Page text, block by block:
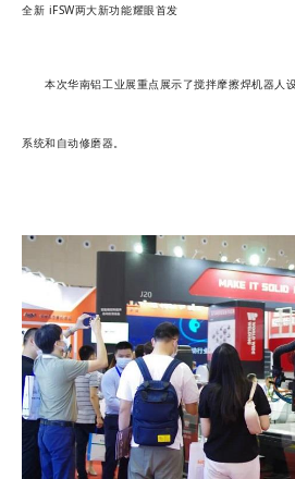
全新 iFSW两大新功能耀眼首发
本次华南铝工业展重点展示了搅拌摩擦焊机器人
系统和自动修磨器。